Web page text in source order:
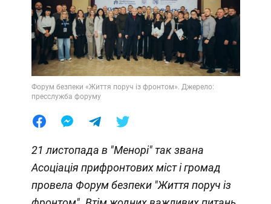
Форум безпеки «Життя поруч із фронтом». Джерело:
пресслужба форуму
21 листопада в "Менорі" так звана
Асоціація прифронтових міст і громад
провела Форум безпеки "Життя поруч із